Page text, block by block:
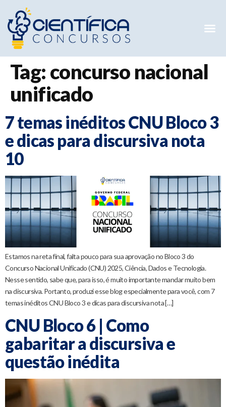
Tag: concurso nacional
unificado
7 temas inéditos CNU Bloco 3
e dicas para discursiva nota
10
Estamos na reta final, falta pouco para sua aprovação no Bloco 3 do
Concurso Nacional Unificado (CNU) 2025, Ciência, Dados e Tecnologia.
Nesse sentido, sabe que, para isso, é muito importante mandar muito bem
na discursiva. Portanto, produzi esse blog especialmente para você, com 7
temas inéditos CNU Bloco 3 e dicas para discursiva nota […]
CNU Bloco 6 | Como
gabaritar a discursiva e
questão inédita